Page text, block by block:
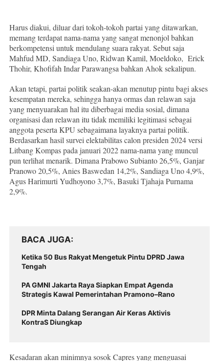
Harus diakui, diluar dari tokoh-tokoh partai yang ditawarkan,
memang terdapat nama-nama yang sangat menonjol bahkan
berkompetensi untuk mendulang suara rakyat. Sebut saja
Mahfud MD, Sandiaga Uno, Ridwan Kamil, Moeldoko, Erick
Thohir, Khofifah Indar Parawangsa bahkan Ahok sekalipun.
Akan tetapi, partai politik seakan-akan menutup pintu bagi akses
kesempatan mereka, sehingga hanya ormas dan relawan saja
yang menyuarakan hal itu diberbagai media sosial, dimana
organisasi dan relawan itu tidak memiliki legitimasi sebagai
anggota peserta KPU sebagaimana layaknya partai politik.
Berdasarkan hasil survei elektabilitas calon presiden 2024 versi
Litbang Kompas pada januari 2022 nama-nama yang muncul
pun terlihat menarik. Dimana Prabowo Subianto 26,5%, Ganjar
Pranowo 20,5%, Anies Baswedan 14,2%, Sandiaga Uno 4,9%,
Agus Harimurti Yudhoyono 3,7%, Basuki Tjahaja Purnama
2,9%.
BACA JUGA
Ketika 50 Bus Rakyat Mengetuk Pintu DPRD Jawa
Tengah
PA GMNI Jakarta Raya Siapkan Empat Agenda
Strategis Kawal Pemerintahan Pramono–Rano
DPR Minta Dalang Serangan Air Keras Aktivis
KontraS Diungkap
Kesadaran akan minimnya sosok Capres yang menguasai